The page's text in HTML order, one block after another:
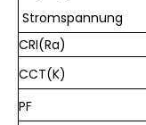
Stromspannung
CRI(Ra)
CCT(K)
PF